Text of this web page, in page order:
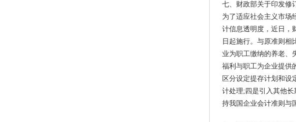
七、财政部关于印发修
为了适应社会主义市场
计信息透明度，近日，
日起施行。与原准则相
业为职工缴纳的养老、
福利与职工为企业提供
区分设定提存计划和设
计处理;四是引入其他
持我国企业会计准则与